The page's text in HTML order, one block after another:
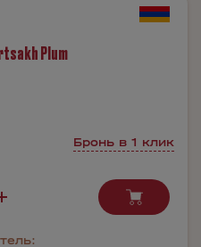
Plum
Бронь в 1 клик